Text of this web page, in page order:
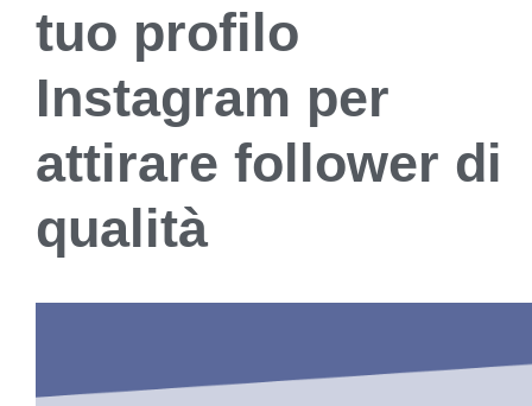
tuo profilo
Instagram per
attirare follower di
qualità